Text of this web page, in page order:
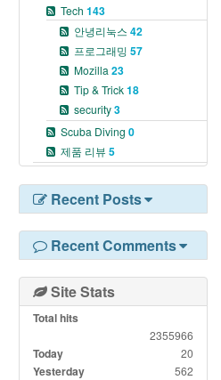
Tech 143
안녕리눅스 42
프로그래밍 57
Mozilla 23
Tip & Trick18
security3
Scuba Diving 0
제품 리뷰 5
Recent Posts
Recent Comments
Site Stats
Total hits
2355966
Today 20
Yesterday 562